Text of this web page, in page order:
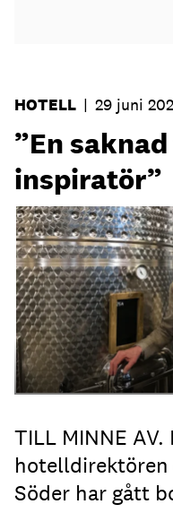
HOTELL | 29 juni
”En
inspiratör”
Ejnar Söder var en
hotellbranchen.
TILL MINNE
hotelldirektören
Söder har gått